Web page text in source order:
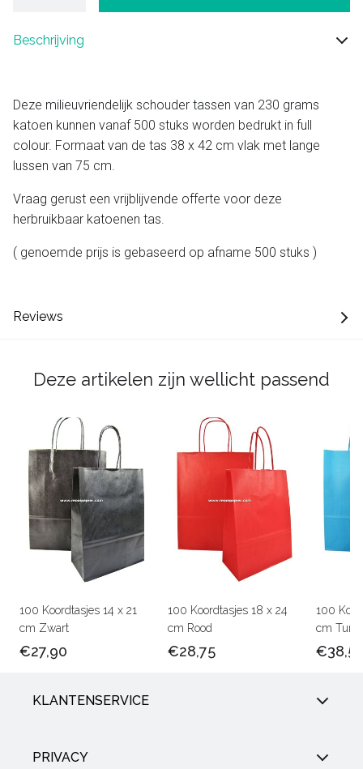
Beschrijving
Deze milieuvriendelijk schouder tassen van 230 grams
katoen kunnen vanaf 500 stuks worden bedrukt in full
colour. Formaat van de tas 38 x 42 cm vlak met lange
lussen van 75 cm.
Vraag gerust een vrijblijvende offerte voor deze
herbruikbaar katoenen tas.
( genoemde prijs is gebaseerd op afname 500 stuks )
Reviews
Deze artikelen zijn wellicht passend
100 Koordtasjes 14 x 21
cm Zwart
€27,90
100 Koordtasjes 18 x 24
cm Rood
€28,75
100
cm
KLANTENSERVICE
PRIVACY